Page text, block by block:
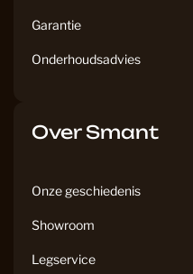
Garantie
Onderhoudsadvies
Over Smant
Onze geschiedenis
Showroom
Legservice